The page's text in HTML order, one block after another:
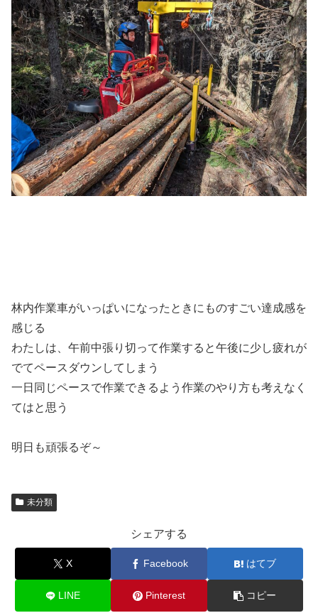
林内作業車がいっぱいになったときにものすごい達成感を
感じる
わたしは、午前中張り切って作業すると午後に少し疲れが
でてペースダウンしてしまう
一日同じペースで作業できるよう作業のやり方も考えなく
てはと思う
明日も頑張るぞ～
未分類
シェアする
X Facebook はてブ
LINE Pinterest コピー